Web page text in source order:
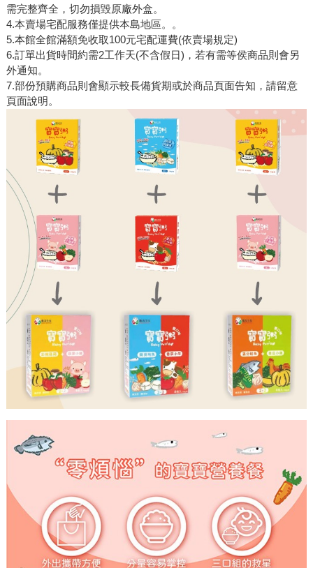
需完整齊全，切勿損毀原廠外盒。
4.本賣場宅配服務僅提供本島地區。。
5.本館全館滿額免收取100元宅配運費(依賣場規定)
6.訂單出貨時間約需2工作天(不含假日)，若有需等侯商品則會另
外通知。
7.部份預購商品則會顯示較長備貨期或於商品頁面告知，請留意
頁面說明。